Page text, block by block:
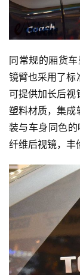
同常规的厢货
镜臂也采用了标
可提供加长后视
塑料材质，集成
装与车身同色
纤维后视镜，丰